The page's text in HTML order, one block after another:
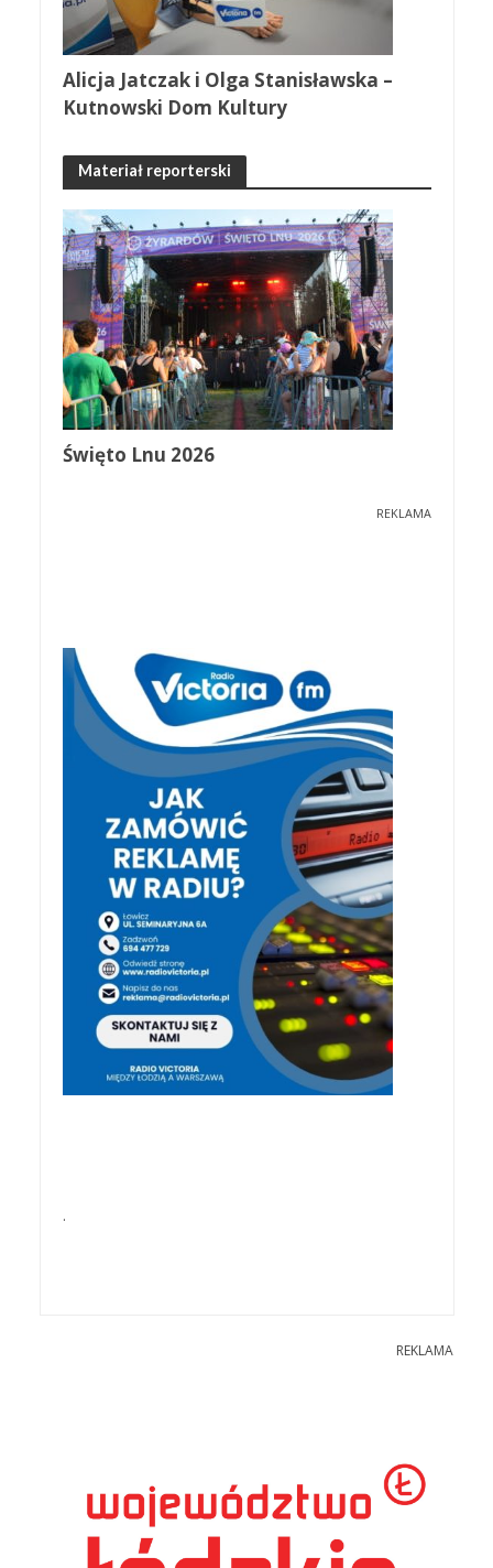
Alicja Jatczak i Olga Stanisławska –
Kutnowski Dom Kultury
Materiał reporterski
Święto Lnu 2026
REKLAMA
.
REKLAMA